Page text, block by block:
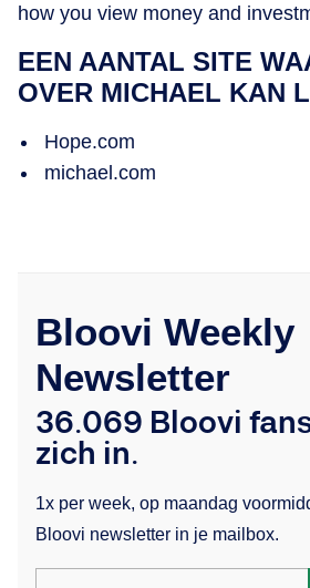
how you view money and
EEN AANTAL SITE
OVER MICHAEL KAN
Hope.com
michael.com
Bloovi Weekly
Newsletter
36.069 Bloovi
zich in.
1x per week, op maandag
Bloovi newsletter in je mailbox.